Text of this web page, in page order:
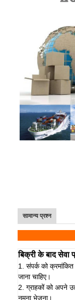
सामान्य प्रश्न
बिक्री के बाद सेवा
1. संपर्क को क्रमांकित
जाना चाहिए।
2. ग्राहकों को अपने
नमूना भेजना।